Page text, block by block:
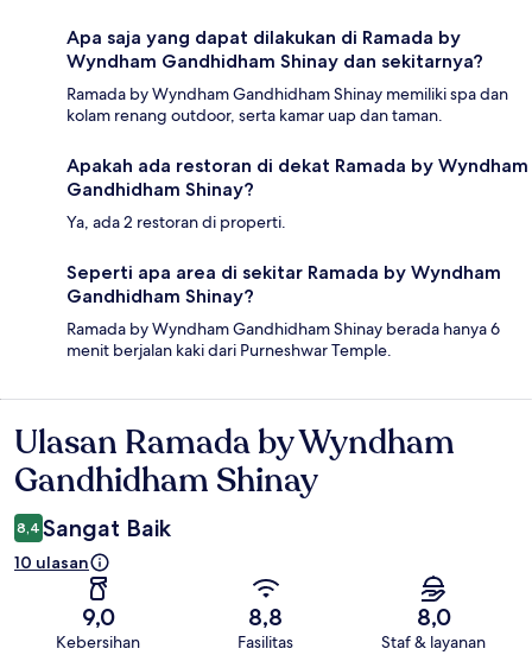
Apa saja yang dapat dilakukan di Ramada by
Wyndham Gandhidham Shinay dan sekitarnya?
Ramada by Wyndham Gandhidham Shinay memiliki spa dan
kolam renang outdoor, serta kamar uap dan taman.
Apakah ada restoran di dekat Ramada by Wyndham
Gandhidham Shinay?
Ya, ada 2 restoran di properti.
Seperti apa area di sekitar Ramada by Wyndham
Gandhidham Shinay?
Ramada by Wyndham Gandhidham Shinay berada hanya 6
menit berjalan kaki dari Purneshwar Temple.
Ulasan
Ulasan Ramada by Wyndham
Gandhidham Shinay
8,4 Sangat Baik
10 ulasan
9,0
Kebersihan
8,8
Fasilitas
8,0
Staf & layanan